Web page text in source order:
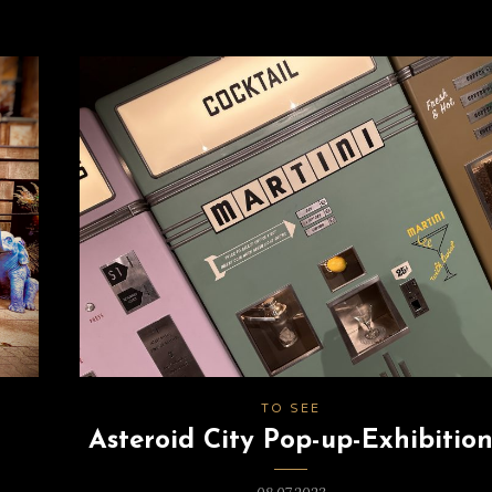
TO SEE
Asteroid City Pop-up-Exhibition